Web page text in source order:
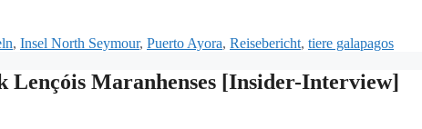
, Insel North Seymour, Puerto Ayora, Reisebericht, tiere galapagos
Maranhenses [Insider-Interview]